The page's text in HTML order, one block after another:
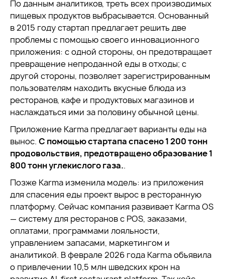
По данным аналитиков, треть всех производимых
пищевых продуктов выбрасывается. Основанный
в 2015 году стартап предлагает решить две
проблемы с помощью своего инновационного
приложения: с одной стороны, он предотвращает
превращение непроданной еды в отходы; с
другой стороны, позволяет зарегистрированным
пользователям находить вкусные блюда из
ресторанов, кафе и продуктовых магазинов и
наслаждаться ими за половину обычной цены.
Приложение Karma предлагает варианты еды на
вынос. С помощью стартапа спасено 1 200 тонн
продовольствия, предотвращено образование 1
800 тонн углекислого газа..
Позже Karma изменила модель: из приложения
для спасения еды проект вырос в ресторанную
платформу. Сейчас компания развивает Karma OS
— систему для ресторанов с POS, заказами,
оплатами, программами лояльности,
управлением запасами, маркетингом и
аналитикой. В феврале 2026 года Karma объявила
о привлечении 10,5 млн шведских крон на